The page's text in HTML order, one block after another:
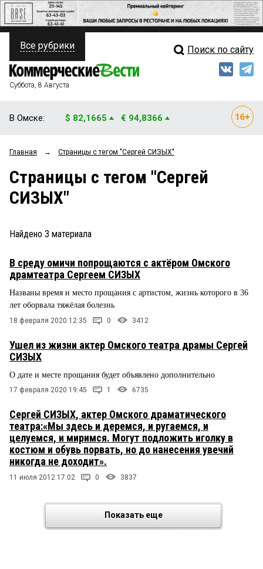
ПОЛИТИКА
ФИНАНСЫ
ОБЩЕСТВО
ЗАКОН
ПРОИСШЕСТВИЯ
СТИЛЬ ЖИЗНИ
Свежий выпуск
Мнения
Рейтинги
Все рубрики Поиск по сайту
Суббота, 8 Августа
В Омске: $ 82,1665 € 94,8366
Главная → Страницы c тегом "Сергей СИЗЫХ"
Страницы c тегом "Сергей
СИЗЫХ"
Найдено 3 материала
В среду омичи попрощаются с актёром Омского
драмтеатра Сергеем СИЗЫХ
Названы время и место прощания с артистом, жизнь которого в 36
лет оборвала тяжёлая болезнь
18 февраля 2020 12:35 0 3412
Ушел из жизни актер Омского театра драмы Сергей
СИЗЫХ
О дате и месте прощания будет объявлено дополнительно
17 февраля 2020 19:45 1 6735
Сергей СИЗЫХ, актер Омского драматического
театра:«Мы здесь и деремся, и ругаемся, и
целуемся, и миримся. Могут подложить иголку в
костюм и обувь порвать, но до нанесения увечий
никогда не доходит».
11 июля 2012 17:02 0 3837
Показать еще